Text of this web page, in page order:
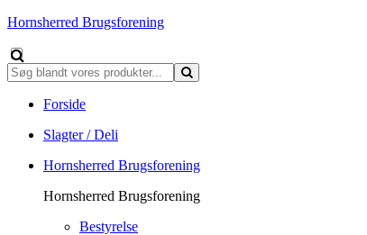
Hornsherred Brugsforening
Forside
Slagter / Deli
Hornsherred Brugsforening
Hornsherred Brugsforening
Bestyrelse